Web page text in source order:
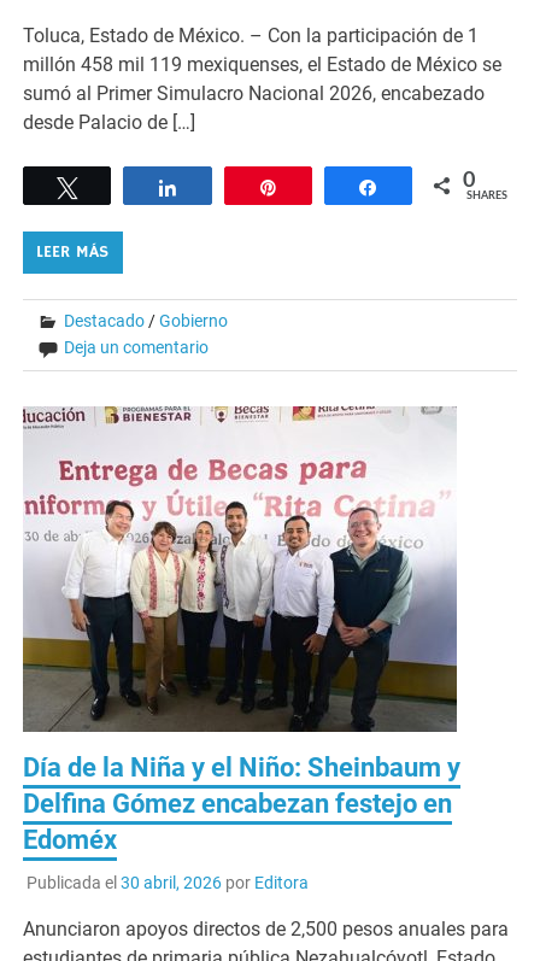
Toluca, Estado de México. – Con la participación de 1
millón 458 mil 119 mexiquenses, el Estado de México se
sumó al Primer Simulacro Nacional 2026, encabezado
desde Palacio de […]
Share 0
SHARES
LEER MÁS
Destacado /Gobierno
Deja un comentario
Día de la Niña y el Niño: Sheinbaum y
Delfina Gómez encabezan festejo en
Edoméx
Publicada el30 abril, 2026por Editora
Anunciaron apoyos directos de 2,500 pesos anuales para